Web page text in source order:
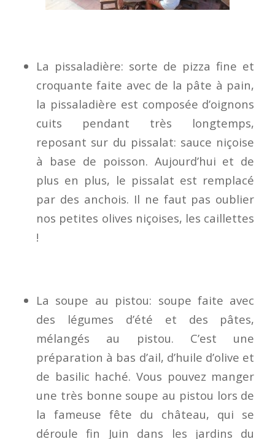
La pissaladière: sorte de pizza fine et
croquante faite avec de la pâte à pain,
la pissaladière est composée d’oignons
cuits pendant très longtemps,
reposant sur du pissalat: sauce niçoise
à base de poisson. Aujourd’hui et de
plus en plus, le pissalat est remplacé
par des anchois. Il ne faut pas oublier
nos petites olives niçoises, les caillettes
!
La soupe au pistou: soupe faite avec
des légumes d’été et des pâtes,
mélangés au pistou. C’est une
préparation à bas d’ail, d’huile d’olive et
de basilic haché. Vous pouvez manger
une très bonne soupe au pistou lors de
la fameuse fête du château, qui se
déroule fin Juin dans les jardins du